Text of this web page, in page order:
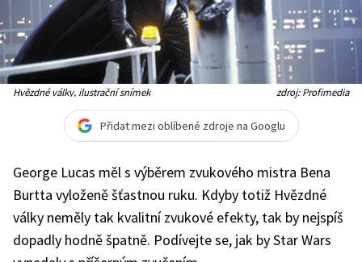
Hvězdné války, ilustrační snímek zdroj: Profimedia
Přidat mezi oblíbené zdroje na Googlu
George Lucas měl s výběrem zvukového mistra Bena
Burtta vyloženě šťastnou ruku. Kdyby totiž Hvězdné
války neměly tak kvalitní zvukové efekty, tak by nejspíš
dopadly hodně špatně. Podívejte se, jak by Star Wars